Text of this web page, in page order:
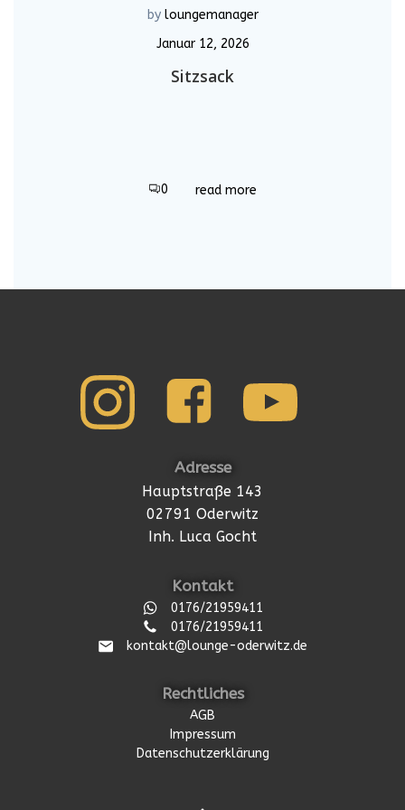
by loungemanager
Januar 12, 2026
Sitzsack
0 read more
Adresse
Hauptstraße 143
02791 Oderwitz
Inh. Luca Gocht
Kontakt
0176/21959411
0176/21959411
kontakt@lounge-oderwitz.de
Rechtliches
AGB
Impressum
Datenschutzerklärung